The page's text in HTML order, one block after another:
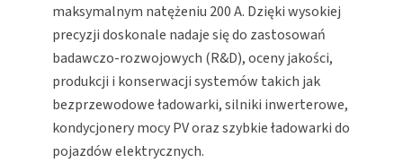
maksymalnym natężeniu 200 A. Dzięki wysokiej
precyzji doskonale nadaje się do zastosowań
badawczo-rozwojowych (R&D), oceny jakości,
produkcji i konserwacji systemów takich jak
bezprzewodowe ładowarki, silniki inwerterowe,
kondycjonery mocy PV oraz szybkie ładowarki do
pojazdów elektrycznych.